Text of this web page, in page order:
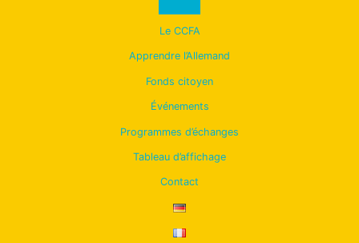
Le CCFA
Apprendre l’Allemand
Fonds citoyen
Événements
Programmes d’échanges
Tableau d’affichage
Contact
Back
to
Top